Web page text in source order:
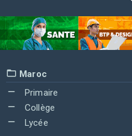
Maroc
Primaire
Collège
Lycée